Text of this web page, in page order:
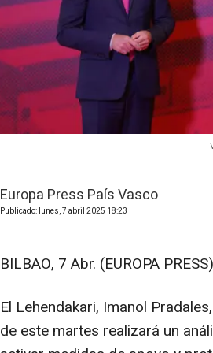
Europa Press País Vasco
Publicado: lunes, 7 abril 2025 18:23
BILBAO, 7 Abr. (EUROPA
El Lehendakari, Imanol
de este martes realizará un